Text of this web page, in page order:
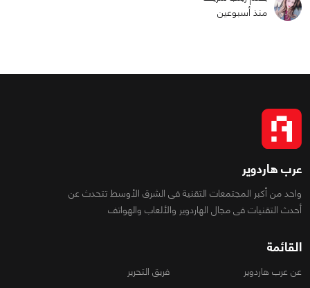
منذ أسبوعين
عرب هاردوير
واحد من أكبر المجتمعات التقنية فى الشرق الأوسط تتحدث عن
أحدث التقنيات فى مجال الهاردوير والألعاب والهواتف
القائمة
عن عرب هاردوير
فريق التحرير